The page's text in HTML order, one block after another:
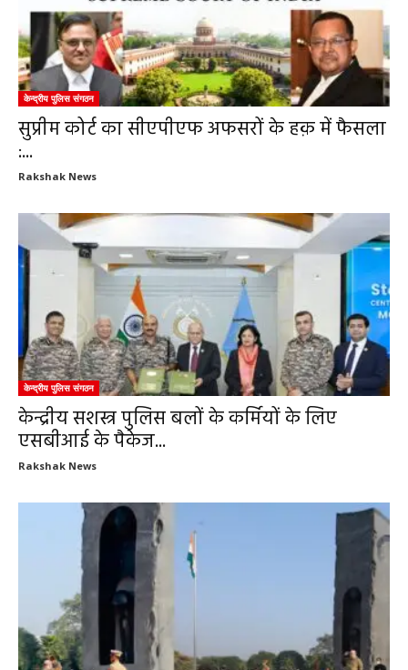
केन्द्रीय पुलिस संगठन
सुप्रीम कोर्ट का सीएपीएफ अफसरों के हक़ में फैसला
:...
Rakshak News
केन्द्रीय पुलिस संगठन
केन्द्रीय सशस्त्र पुलिस बलों के कर्मियों के लिए
एसबीआई के पैकेज...
Rakshak News